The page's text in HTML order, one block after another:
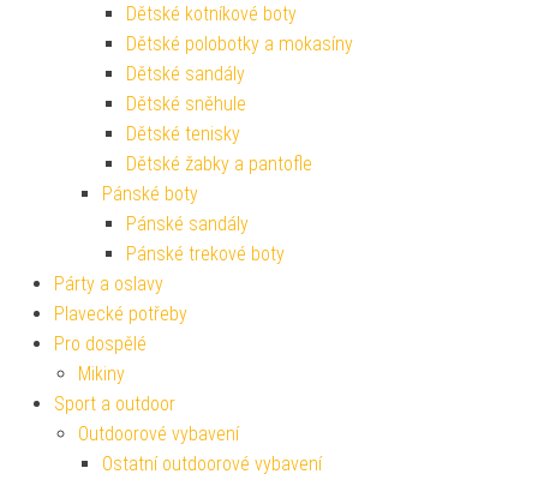
Dětské kotníkové boty
Dětské polobotky a mokasíny
Dětské sandály
Dětské sněhule
Dětské tenisky
Dětské žabky a pantofle
Pánské boty
Pánské sandály
Pánské trekové boty
Párty a oslavy
Plavecké potřeby
Pro dospělé
Mikiny
Sport a outdoor
Outdoorové vybavení
Ostatní outdoorové vybavení